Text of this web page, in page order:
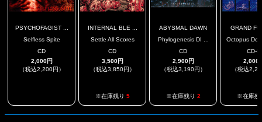
PSYCHOFAGIST ...
Selfless Spite
CD
2,000円
（税込2,200円）
INTERNAL BLE ...
Settle All Scores
CD
3,500円
（税込3,850円）
※在庫残り 5
ABYSMAL DAWN
Phylogenesis DI ...
CD
2,900円
（税込3,190円）
※在庫残り 2
GRAND
Octopus
CD-R
2,000
（税込
※在庫残